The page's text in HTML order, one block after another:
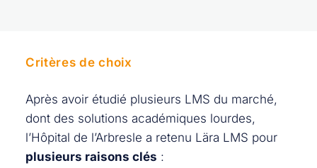
Critères de choix
Après avoir étudié plusieurs LMS du marché,
dont des solutions académiques lourdes,
l’Hôpital de l’Arbresle a retenu Lära LMS pour
plusieurs raisons clés :